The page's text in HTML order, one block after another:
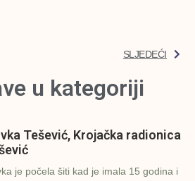
SLJEDEĆI
u kategoriji
Tešević, Krojačka radionica
je počela šiti kad je imala 15 godina i